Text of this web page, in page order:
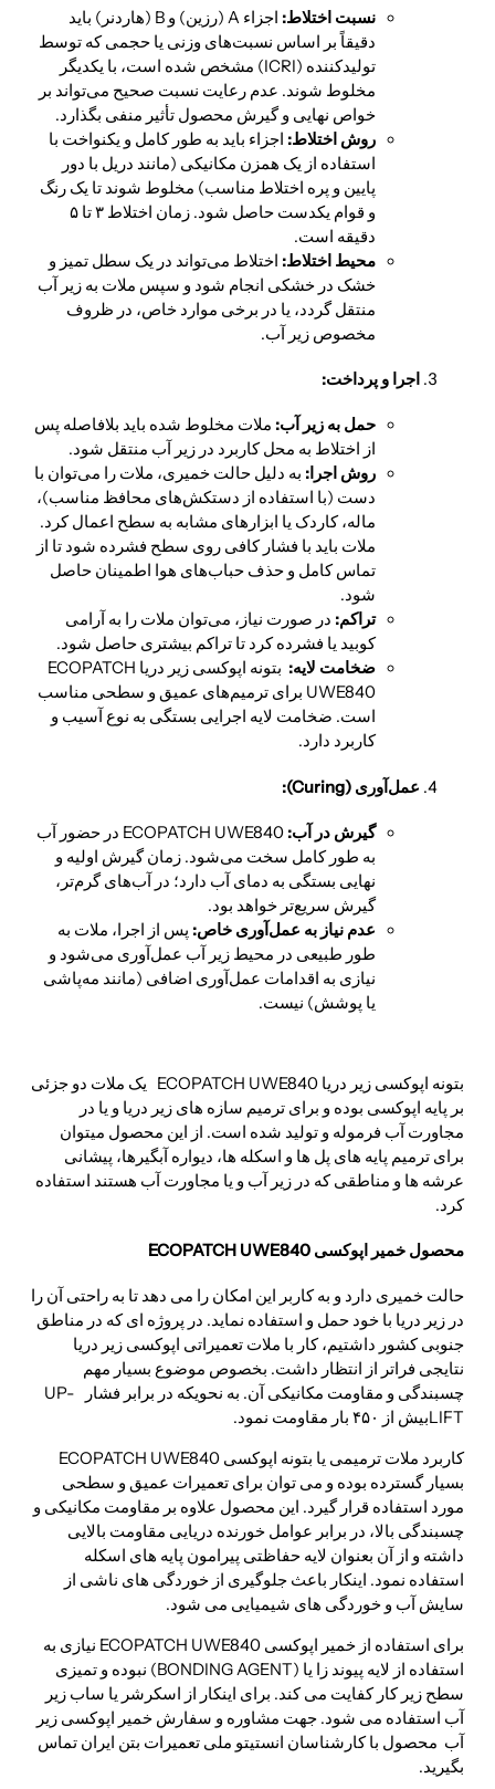
نسبت اختلاط:
اجزاء A (رزین) و B (هاردنر) باید
دقیقاً بر اساس نسبت‌های وزنی یا حجمی که توسط
تولیدکننده (ICRI) مشخص شده است، با یکدیگر
مخلوط شوند. عدم رعایت نسبت صحیح می‌تواند بر
خواص نهایی و گیرش محصول تأثیر منفی بگذارد.
روش اختلاط: اجزاء باید به طور کامل و یکنواخت با
استفاده از یک همزن مکانیکی (مانند دریل با دور
پایین و پره اختلاط مناسب) مخلوط شوند تا یک رنگ
و قوام یکدست حاصل شود. زمان اختلاط ۳ تا ۵
دقیقه است.
محیط اختلاط: اختلاط می‌تواند در یک سطل تمیز و
خشک در خشکی انجام شود و سپس ملات به زیر آب
منتقل گردد، یا در برخی موارد خاص، در ظروف
مخصوص زیر آب.
اجرا و پرداخت:
حمل به زیر آب: ملات مخلوط شده باید بلافاصله پس
از اختلاط به محل کاربرد در زیر آب منتقل شود.
روش اجرا: به دلیل حالت خمیری، ملات را می‌توان با
دست (با استفاده از دستکش‌های محافظ مناسب)،
ماله، کاردک یا ابزارهای مشابه به سطح اعمال کرد.
ملات باید با فشار کافی روی سطح فشرده شود تا از
تماس کامل و حذف حباب‌های هوا اطمینان حاصل
شود.
تراکم: در صورت نیاز، می‌توان ملات را به آرامی
کوبید یا فشرده کرد تا تراکم بیشتری حاصل شود.
ضخامت لایه:
بتونه اپوکسی زیر دریا ECOPATCH
UWE840 برای ترمیم‌های عمیق و سطحی مناسب
است. ضخامت لایه اجرایی بستگی به نوع آسیب و
کاربرد دارد.
عمل‌آوری (Curing):
گیرش در آب:
ECOPATCH UWE840 در حضور آب
به طور کامل سخت می‌شود. زمان گیرش اولیه و
نهایی بستگی به دمای آب دارد؛ در آب‌های گرم‌تر،
گیرش سریع‌تر خواهد بود.
عدم نیاز به عمل‌آوری خاص: پس از اجرا، ملات به
طور طبیعی در محیط زیر آب عمل‌آوری می‌شود و
نیازی به اقدامات عمل‌آوری اضافی (مانند مه‌پاشی
یا پوشش) نیست.
بتونه اپوکسی زیر دریا ECOPATCH UWE840 یک ملات دو جزئی
بر پایه اپوکسی بوده و برای ترمیم سازه های زیر دریا و یا در
مجاورت آب فرموله و تولید شده است. از این محصول میتوان
برای ترمیم پایه های پل ها و اسکله ها، دیواره آبگیرها، پیشانی
عرشه ها و مناطقی که در زیر آب و یا مجاورت آب هستند استفاده
کرد.
محصول خمیر اپوکسی ECOPATCH UWE840
حالت خمیری دارد و به کاربر این امکان را می دهد تا به راحتی آن را
در زیر دریا با خود حمل و استفاده نماید. در پروژه ای که در مناطق
جنوبی کشور داشتیم، کار با ملات تعمیراتی اپوکسی زیر دریا
نتایجی فراتر از انتظار داشت. بخصوص موضوع بسیار مهم
چسبندگی و مقاومت مکانیکی آن. به نحویکه در برابر فشار UP-
LIFTبیش از ۴۵۰ بار مقاومت نمود.
کاربرد ملات ترمیمی یا بتونه اپوکسی ECOPATCH UWE840
بسیار گسترده بوده و می توان برای تعمیرات عمیق و سطحی
مورد استفاده قرار گیرد. این محصول علاوه بر مقاومت مکانیکی و
چسبندگی بالا، در برابر عوامل خورنده دریایی مقاومت بالایی
داشته و از آن بعنوان لایه حفاظتی پیرامون پایه های اسکله
استفاده نمود. اینکار باعث جلوگیری از خوردگی های ناشی از
سایش آب و خوردگی های شیمیایی می شود.
برای استفاده از خمیر اپوکسی ECOPATCH UWE840 نیازی به
استفاده از لایه پیوند زا یا (BONDING AGENT) نبوده و تمیزی
سطح زیر کار کفایت می کند. برای اینکار از اسکرشر یا ساب زیر
آب استفاده می شود. جهت مشاوره و سفارش خمیر اپوکسی زیر
آب محصول با کارشناسان انستیتو ملی تعمیرات بتن ایران تماس
بگیرید.